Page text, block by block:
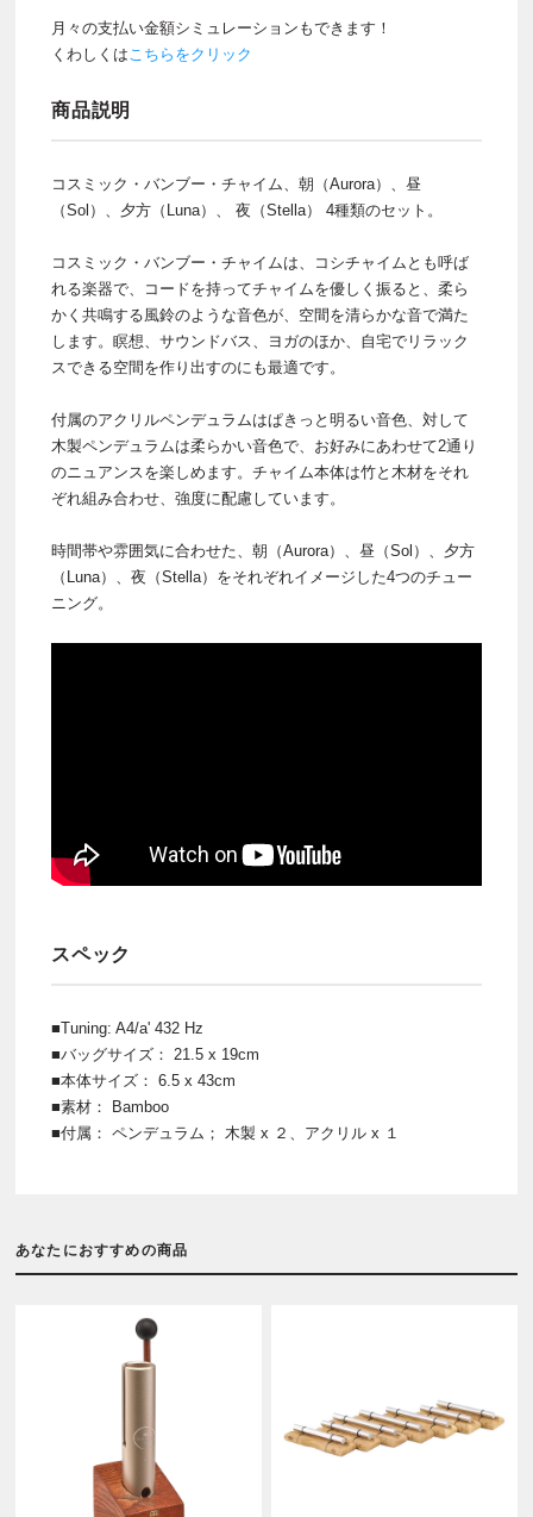
月々の支払い金額シミュレーションもできます！
くわしくはこちらをクリック
商品説明
コスミック・バンブー・チャイム、朝（Aurora）、昼
（Sol）、夕方（Luna）、 夜（Stella） 4種類のセット。
コスミック・バンブー・チャイムは、コシチャイムとも呼ば
れる楽器で、コードを持ってチャイムを優しく振ると、柔ら
かく共鳴する風鈴のような音色が、空間を清らかな音で満た
します。瞑想、サウンドバス、ヨガのほか、自宅でリラック
スできる空間を作り出すのにも最適です。
付属のアクリルペンデュラムはぱきっと明るい音色、対して
木製ペンデュラムは柔らかい音色で、お好みにあわせて2通り
のニュアンスを楽しめます。チャイム本体は竹と木材をそれ
ぞれ組み合わせ、強度に配慮しています。
時間帯や雰囲気に合わせた、朝（Aurora）、昼（Sol）、夕方
（Luna）、夜（Stella）をそれぞれイメージした4つのチュー
ニング。
スペック
■Tuning: A4/a' 432 Hz
■バッグサイズ： 21.5 x 19cm
■本体サイズ： 6.5 x 43cm
■素材： Bamboo
■付属： ペンデュラム； 木製 x ２、アクリル x １
あなたにおすすめの商品